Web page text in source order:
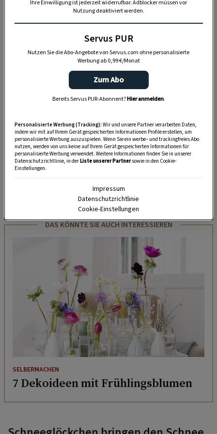
grünen oder weißen Blütenblättern sowie
Anzeige
DAS KÖNNTE SIE AUCH INTERESSIEREN
SELBERMACHEN
7 Dekoideen mit Frühlingsblumen
Ihre Einwilligung ist jederzeit widerrufbar. Adblocker müssen vor
Nutzung deaktiviert werden.
Servus PUR
Nutzen Sie die Abo-Angebote von Servus.com ohne personalisierte
Werbung ab 0,99 €/Monat
Zum Abo
Bereits Servus PUR-Abonnent?Hier anmelden.
Personalisierte Werbung (Tracking): Wir und unsere Partner verarbeiten Daten,
indem wir mit auf Ihrem Gerät gespeicherten Informationen Profile erstellen, um
personalisierte Werbung auszuspielen. Wenn Sie ein werbe– und trackingfreies Abo
nutzen, werden von uns keine auf Ihrem Gerät gespeicherten Informationen für
personalisierte Werbung verwendet. Weitere Informationen finden Sie in unserer
Datenschutzrichtlinie, in derListe unserer Partnersowie in den Cookie-
Einstellungen.
Impressum
Datenschutzrichtlinie
Cookie-Einstellungen